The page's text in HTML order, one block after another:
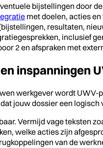
bijstellingen door
met doelen, acties
resultaten,
inclusief
2 en afspraken met
inspanningen
werkgever wordt UWV-
jouw dossier een
Vermijd vage teksten
welke acties zijn
van de